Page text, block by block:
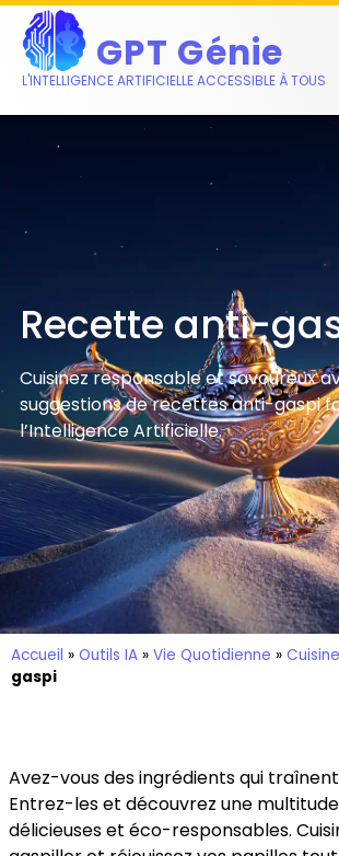
GPT Génie
L'INTELLIGENCE ARTIFICIELLE ACCESSIBLE À TOUS
Recette anti-
Cuisinez responsable et savoureux
suggestions de recettes anti-gaspi
l’Intelligence Artificielle.
Accueil » Outils IA » Vie Quotidienne » Cuisine
gaspi
Avez-vous des ingrédients qui
Entrez-les et découvrez une
délicieuses et éco-responsables.